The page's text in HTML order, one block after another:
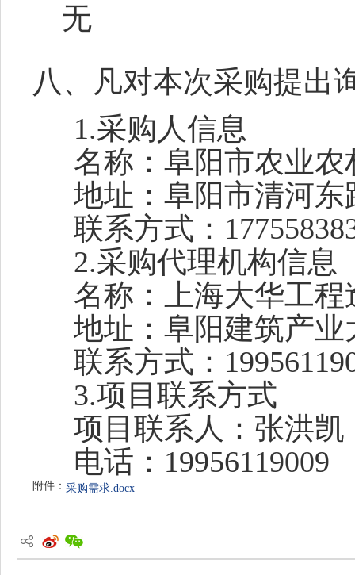
无
八、凡对本次采购提出
1.采购人信息
名称： 阜阳市农业农
地址： 阜阳市清河东
联系方式：
2.采购代理机构信息
名称：
上海大华工
地址： 阜阳建筑产业
联系方式：
3.项目 联系方式
项目联系人： 张洪凯
电话： 19956119009
附件： 采购需求.docx